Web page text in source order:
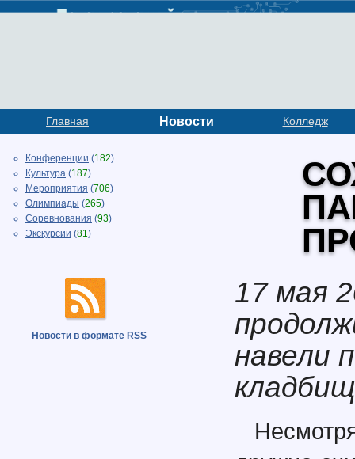
Главная Новости Колледж
Конференции (182)
Культура (187)
Мероприятия (706)
Олимпиады (265)
Соревнования (93)
Экскурсии (81)
Новости в формате RSS
17 мая
навели